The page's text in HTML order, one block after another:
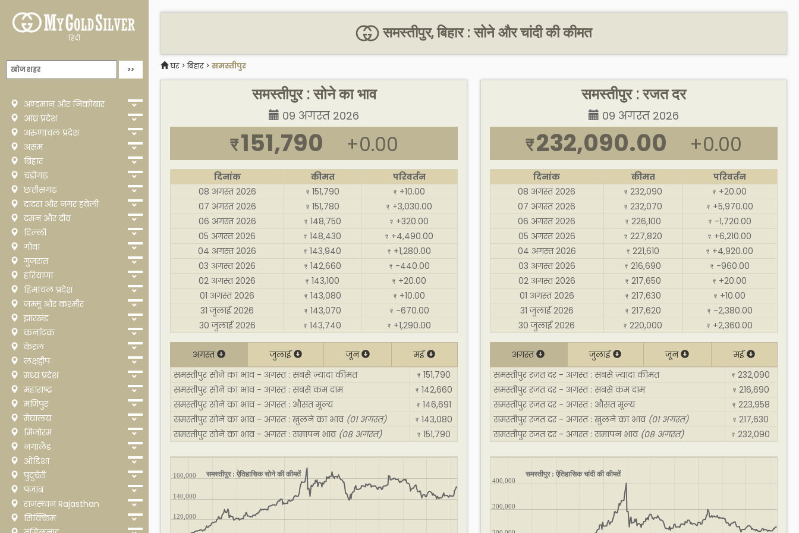
हिंदी
अण्डमान और निकोबार
आंध्र प्रदेश
अरुणाचल प्रदेश
असम
बिहार
चंडीगढ़
छत्तीसगढ
दादरा और नगर हवेली
दमन और दीव
दिल्ली
गोवा
गुजरात
हरियाणा
हिमाचल प्रदेश
जम्मू और कश्मीर
झारखंड
कर्नाटक
केरल
लक्षद्वीप
मध्य प्रदेश
महाराष्ट्र
मणिपुर
मेघालय
मिजोरम
नगालैंड
ओडिशा
पुदुचेरी
पंजाब
राजस्थान Rajasthan
सिक्किम
समस्तीपुर, बिहार : सोने और चांदी की कीमत
घर >बिहार > समस्तीपुर
समस्तीपुर : सोने का भाव
09 अगस्त 2026
₹151,790 +0.00
दिनांक कीमत
परिवर्तन
08 अगस्त 2026
₹ 151,790 ₹ +10.00
07 अगस्त 2026
₹ 151,780 ₹ +3,030.00
06 अगस्त 2026
₹ 148,750 ₹ +320.00
05 अगस्त 2026
₹ 148,430 ₹ +4,490.00
04 अगस्त 2026
₹ 143,940 ₹ +1,280.00
03 अगस्त 2026
₹ 142,660 ₹ -440.00
02 अगस्त 2026
₹ 143,100 ₹ +20.00
01 अगस्त 2026
₹ 143,080 ₹ +10.00
31 जुलाई 2026
₹ 143,070 ₹ -670.00
30 जुलाई 2026
₹ 143,740 ₹ +1,290.00
अगस्त जुलाई जून
मई
समस्तीपुर सोने का भाव - अगस्त : सबसे ज़्यादा कीमत
₹ 151,790
समस्तीपुर सोने का भाव - अगस्त : सबसे कम दाम
₹ 142,660
समस्तीपुर सोने का भाव - अगस्त : औसत मूल्य
₹ 146,691
समस्तीपुर सोने का भाव - अगस्त : खुलने का भाव (01 अगस्त) ₹ 143,080
समस्तीपुर सोने का भाव - अगस्त : समापन भाव (08 अगस्त) ₹ 151,790
समस्तीपुर : ऐतिहासिक सोने की कीमतें
120,000
140,000
160,000
समस्तीपुर : रजत दर
09 अगस्त 2026
₹232,090.00 +0.00
दिनांक कीमत
परिवर्तन
08 अगस्त 2026
₹ 232,090 ₹ +20.00
07 अगस्त 2026
₹ 232,070 ₹ +5,970.00
06 अगस्त 2026
₹ 226,100 ₹ -1,720.00
05 अगस्त 2026
₹ 227,820 ₹ +6,210.00
04 अगस्त 2026
₹ 221,610 ₹ +4,920.00
03 अगस्त 2026
₹ 216,690 ₹ -960.00
02 अगस्त 2026
₹ 217,650 ₹ +20.00
01 अगस्त 2026
₹ 217,630 ₹ +10.00
31 जुलाई 2026
₹ 217,620 ₹ -2,380.00
30 जुलाई 2026
₹ 220,000 ₹ +2,360.00
अगस्त जुलाई जून
मई
समस्तीपुर रजत दर - अगस्त : सबसे ज़्यादा कीमत
₹ 232,090
समस्तीपुर रजत दर - अगस्त : सबसे कम दाम
₹ 216,690
समस्तीपुर रजत दर - अगस्त : औसत मूल्य
₹ 223,958
समस्तीपुर रजत दर - अगस्त : खुलने का भाव (01 अगस्त) ₹ 217,630
समस्तीपुर रजत दर - अगस्त : समापन भाव (08 अगस्त) ₹ 232,090
समस्तीपुर : ऐतिहासिक चांदी की कीमतें
300,000
400,000